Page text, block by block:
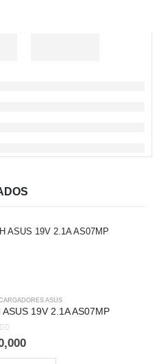
ASUS
19V 2.1A AS07MP
of 5